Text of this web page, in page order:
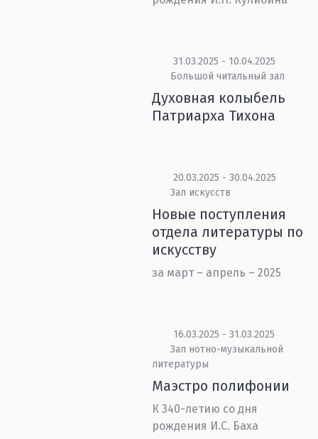
31.03.2025 - 10.04.2025
Большой читальный зал
Духовная колыбель
Патриарха Тихона
20.03.2025 - 30.04.2025
Зал искусств
Новые поступления
отдела литературы по
искусству
за март – апрель – 2025
16.03.2025 - 31.03.2025
Зал нотно-музыкальной
литературы
Маэстро полифонии
К 340-летию со дня
рождения И.С. Баха